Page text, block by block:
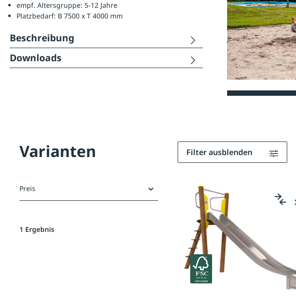
empf. Altersgruppe: 5-12 Jahre
Platzbedarf: B 7500 x T 4000 mm
Beschreibung
Downloads
Varianten
Preis
1 Ergebnis
Filter ausblenden